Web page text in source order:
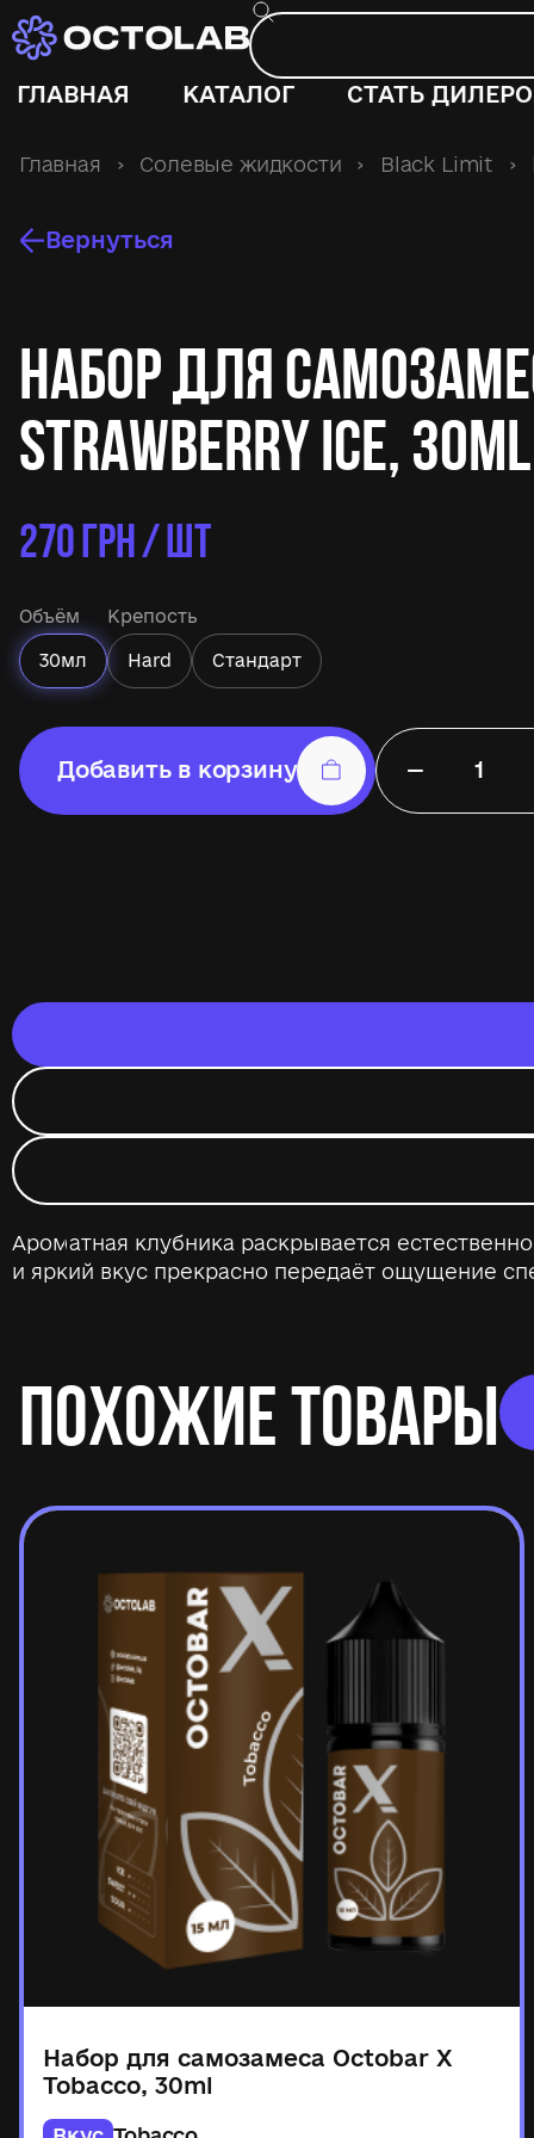
ГЛАВНАЯ КАТАЛОГ СТАТЬ
Главная › Солевые жидкости › Black Limit ›
Вернуться
Набор для
Strawberry Ice, 30ml
270ГРН / ШТ
Объём
30мл
Крепость
Hard Стандарт
−
Добавить в корзину
Ароматная клубника раскрывается
и яркий вкус прекрасно передаёт ощущение
ПОХОЖИЕ ТОВАРЫ
Набор для самозамеса Octobar X
Tobacco, 30ml